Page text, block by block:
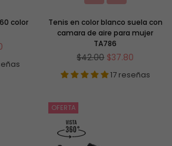
color
Tenis en color blanco suela con
camara de aire para mujer
TA786
Precio
$42.00 $37.80
17 reseñas
OFERTA